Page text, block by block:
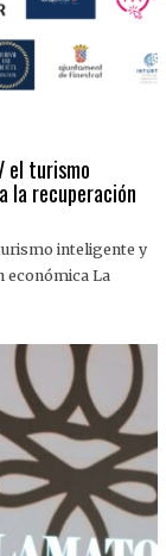
el turismo
la recuperación
inteligente y
La